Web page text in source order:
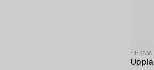
1413835